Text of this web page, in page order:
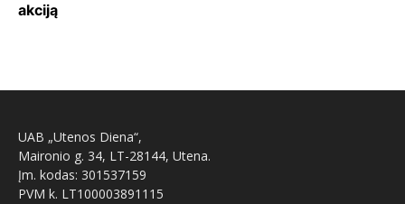
akciją
UAB „Utenos Diena“,
Maironio g. 34, LT-28144, Utena.
Įm. kodas: 301537159
PVM k. LT100003891115